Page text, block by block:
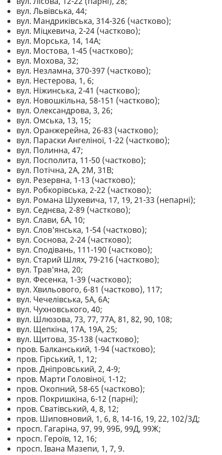
вул. Львівська, 44;
вул. Мандриківська, 314-326 (частково);
вул. Міцкевича, 2-24 (частково);
вул. Морська, 14, 14А;
вул. Мостова, 1-45 (частково);
вул. Мохова, 32;
вул. Незламна, 370-397 (частково);
вул. Нестерова, 1, 6;
вул. Ніжинська, 2-41 (частково);
вул. Новошкільна, 58-151 (частково);
вул. Олександрова, 3, 26;
вул. Омська, 13, 15;
вул. Оранжерейна, 26-83 (частково);
вул. Параски Ангеліної, 1-22 (частково);
вул. Полинна, 47;
вул. Посполита, 11-50 (частково);
вул. Потічна, 2А, 2М, 31В;
вул. Резервна, 1-13 (частково);
вул. Робкорівська, 2-22 (частково);
вул. Романа Шухевича, 17, 19, 21-33 (непарні);
вул. Седнєва, 2-89 (частково);
вул. Слави, 6А, 10;
вул. Слов'янська, 1-54 (частково);
вул. Соснова, 2-24 (частково);
вул. Сподівань, 111-190 (частково);
вул. Старий Шлях, 79-216 (частково);
вул. Трав'яна, 20;
вул. Фесенка, 1-39 (частково);
вул. Хвильового, 6-81 (частково), 117;
вул. Чечелівська, 5А, 6А;
вул. Чухновського, 40;
вул. Шлюзова, 73, 77, 77А, 81, 82, 90, 108;
вул. Щепкіна, 17А, 19А, 25;
вул. Щитова, 35-138 (частково);
пров. Балканський, 1-94 (частково);
пров. Гірський, 1, 12;
пров. Дніпровський, 2, 4-9;
пров. Марти Головіної, 1-12;
пров. Окопний, 58-65 (частково);
пров. Покришкіна, 6-12 (парні);
пров. Сватівський, 4, 8, 12;
пров. Шиповновий, 1, 6, 8, 14-16, 19, 22, 102/3Д;
просп. Гагаріна, 97, 99, 99Б, 99Д, 99Ж;
просп. Героїв, 12, 16;
просп. Івана Мазепи, 1, 7, 9.